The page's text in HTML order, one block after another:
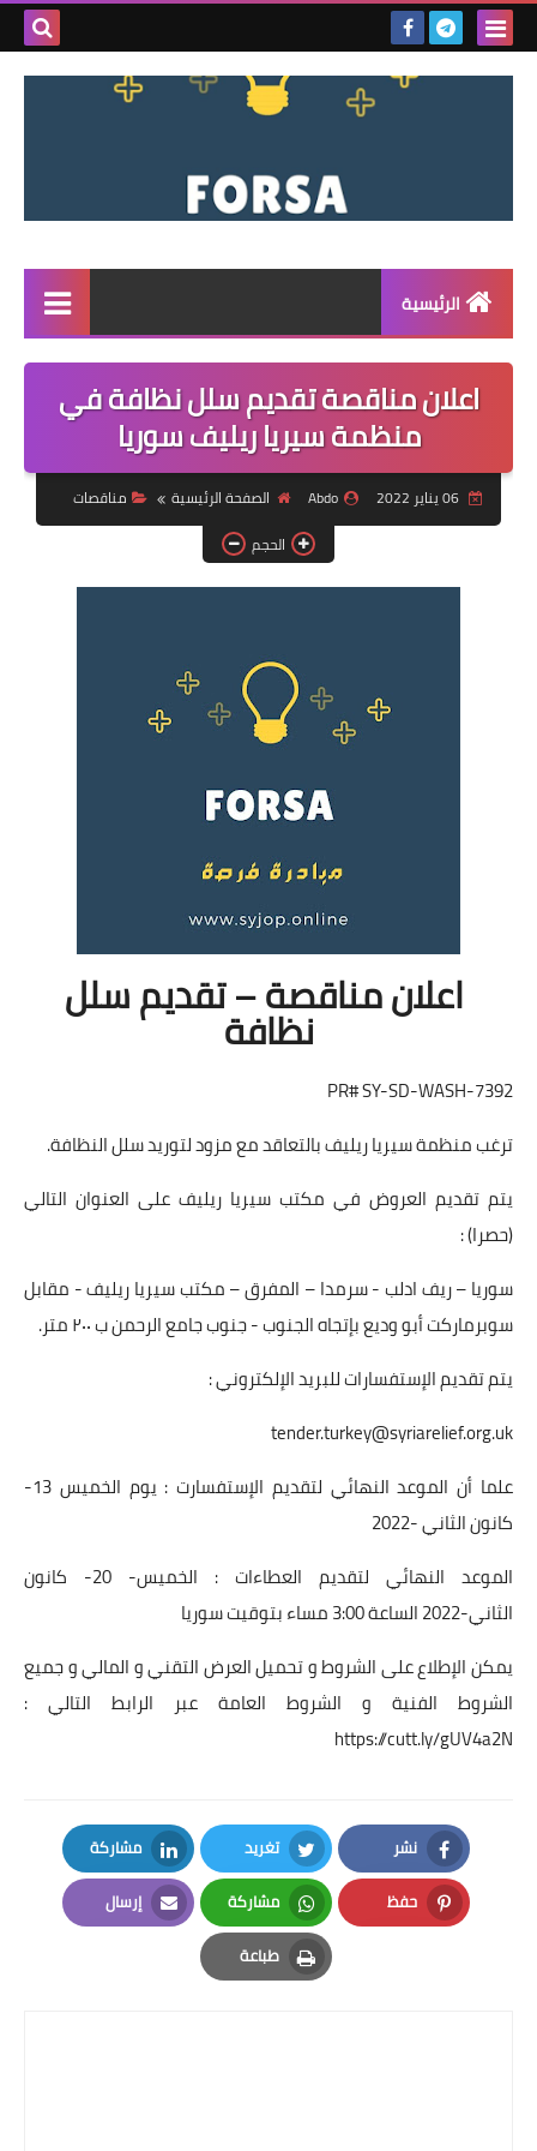
بحث
الرئيسية
القائمة
مناقصات
فرص عمل داخل سوريا
فرص عمل في تركيا
فرص عمل في العراق
فرص عمل في السودان
دورات تدريبية
اعلان مناقصة تقديم سلل نظافة في
منظمة سيريا ريليف سوريا
06 يناير 2022 Abdo الصفحة الرئيسية
مناقصات
الحجم
اعلان مناقصة – تقديم سلل
نظافة
PR# SY-SD-WASH-7392
ترغب منظمة سيريا ريليف بالتعاقد مع مزود لتوريد سلل النظافة.
يتم تقديم العروض في مكتب سيريا ريليف على العنوان التالي
(حصرا) :
سوريا – ريف ادلب - سرمدا – المفرق – مكتب سيريا ريليف - مقابل
سوبرماركت أبو وديع بإتجاه الجنوب - جنوب جامع الرحمن ب ٢٠٠ متر.
يتم تقديم الإستفسارات للبريد الإلكتروني :
tender.turkey@syriarelief.org.uk
علما أن الموعد النهائي لتقديم الإستفسارت : يوم الخميس 13-
كانون الثاني -2022
الموعد النهائي لتقديم العطاءات : الخميس- 20- كانون
الثاني-2022 الساعة 3:00 مساء بتوقيت سوريا
يمكن الإطلاع على الشروط و تحميل العرض التقني و المالي و جميع
الشروط الفنية و الشروط العامة عبر الرابط التالي :
https://cutt.ly/gUV4a2N
نشر
Facebook
تغريد
Twitter
مشاركة
LinkedIn
حفظ
Pinterest
مشاركة
Whatsapp
إرسال
Email
طباعة
Print